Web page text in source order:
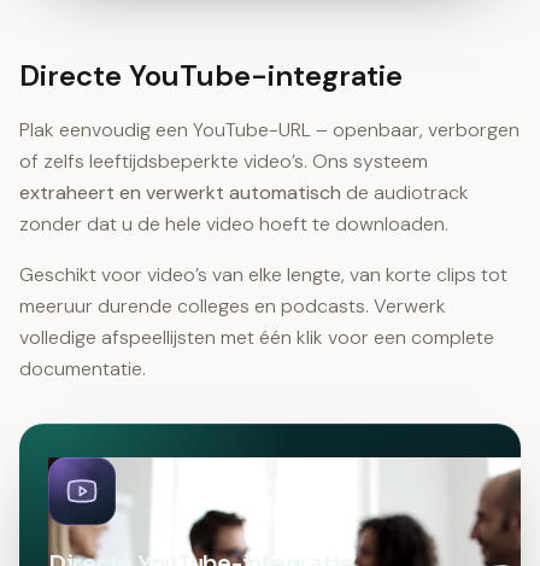
Directe YouTube-integratie
Plak eenvoudig een YouTube-URL – openbaar, verborgen
of zelfs leeftijdsbeperkte video’s. Ons systeem
extraheert en verwerkt automatisch de audiotrack
zonder dat u de hele video hoeft te downloaden.
Geschikt voor video’s van elke lengte, van korte clips tot
meeruur durende colleges en podcasts. Verwerk
volledige afspeellijsten met één klik voor een complete
documentatie.